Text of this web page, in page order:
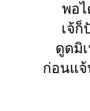
พอ
เจ้
ดูดมิ
ก่อนแจ้